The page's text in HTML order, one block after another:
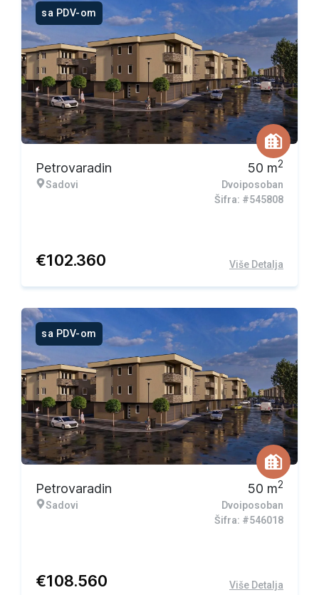
sa PDV-om
Petrovaradin
Sadovi
50 m2
Dvoiposoban
Šifra: #545808
€102.360 Više Detalja
sa PDV-om
Petrovaradin
Sadovi
50 m2
Dvoiposoban
Šifra: #546018
€108.560 Više Detalja